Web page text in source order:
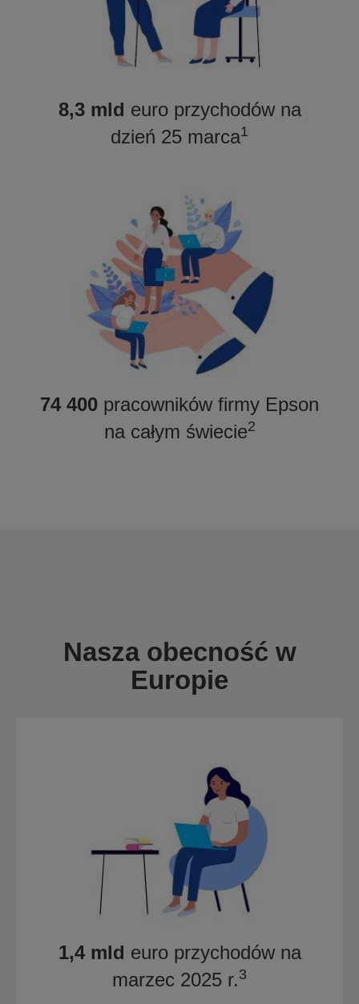
8,3 mld euro przychodów na
dzień 25 marca1
74 400 pracowników firmy Epson
na całym świecie2
Nasza obecność w
Europie
1,4 mld euro przychodów na
marzec 2025 r.3